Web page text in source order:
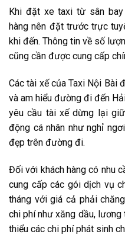
Khi đặt xe taxi từ sân bay
hàng nên đặt trước trực
khi đến. Thông tin về số
cũng cần được cung cấp
Các tài xế của Taxi Nội Bài
và am hiểu đường đi đến
yêu cầu tài xế dừng lại
động cá nhân như nghỉ
đẹp trên đường đi.
Đối với khách hàng có nhu
cung cấp các gói dịch vụ
tháng với giá cả phải
chi phí như xăng dầu,
thiểu các chi phí phát sinh